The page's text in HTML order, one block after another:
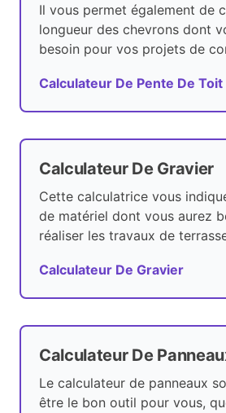
Il vous permet également de
longueur des chevrons dont
besoin pour vos projets de
Calculateur De Pente De Toit
Calculateur De Gravier
Cette calculatrice vous
de matériel dont vous aurez
réaliser les travaux de
Calculateur De Gravier
Calculateur De
Le calculateur de panneaux
être le bon outil pour vous,